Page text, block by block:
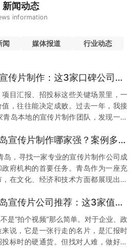
新闻动态
information
闻 媒体报道 行业动态
2026青岛宣传片制作：这3家口碑公司为何值得托付
目汇报、招投标这些关键场景里，一
，往往能决定成败。过去一年，我接
岛本地的宣传片制作团队，发现一个
。今天，我就结合真实经历和行业数
草木文化：本地政企项目里的“定海神
象最深的一家——青岛草木文化传播有
把它放第一位？因为它在政企项目上
岛一家国企需要制…
2026年青岛宣传片制作哪家强？案例多到让你目不暇接
岛，寻找一家专业的宣传片制作公司成
政府机构的首要任务。青岛作为一座充
在文化、经济和技术方面都展现出强
公司尤为重要。本文将从多个维度分
司：本地化服务与技术赋能的典范 1.
经验 资质齐全：青岛草木文化传播有
电视节目制作经营许可证等正规行政
2026年青岛宣传片公司推荐：这3家值得信赖
是“拍个视频”那么简单。对于企业、政
来说，它是一张行走的名片，是汇报时
标时的硬通货。但找对人难，做好更